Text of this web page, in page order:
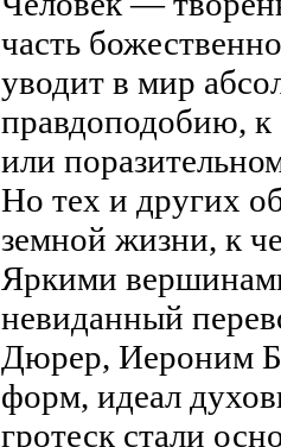
часть
уводит в мир
правдоподобию, к
или
Но тех и других
земной жизни, к
Яркими
невиданный
Дюрер, Иероним
форм, идеал
гротеск стали